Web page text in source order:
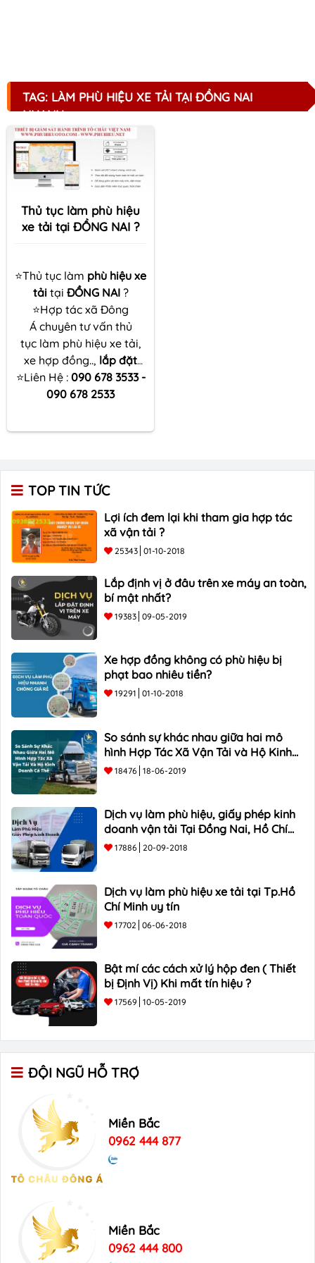
TAG: LÀM PHÙ HIỆU XE TẢI TẠI ĐỒNG NAI
NHANH
Thủ tục làm phù hiệu
xe tải tại ĐỒNG NAI ?
⭐Thủ tục làm phù hiệu xe
tải tại ĐỒNG NAI ?
⭐Hợp tác xã Đông
Á chuyên tư vấn thủ
tục làm phù hiệu xe tải,
xe hợp đồng.., lắp đặt
định vị ô tôtại Đồng Nai
nhanh chóng, thuận tiện,
⭐Liên Hệ :090 678 3533 -
090 678 2533
TOP TIN TỨC
Lợi ích đem lại khi tham gia hợp tác
xã vận tải ?
25343 01-10-2018
Lắp định vị ở đâu trên xe máy an toàn,
bí mật nhất?
19383 09-05-2019
Xe hợp đồng không có phù hiệu bị
phạt bao nhiêu tiền?
19291 01-10-2018
So sánh sự khác nhau giữa hai mô
hình Hợp Tác Xã Vận Tải và Hộ Kinh
Doanh Cá Thể
18476 18-06-2019
Dịch vụ làm phù hiệu, giấy phép kinh
doanh vận tải Tại Đồng Nai, Hồ Chí
Minh
17886 20-09-2018
Dịch vụ làm phù hiệu xe tải tại Tp.Hồ
Chí Minh uy tín
17702 06-06-2018
Bật mí các cách xử lý hộp đen ( Thiết
bị Định Vị) Khi mất tín hiệu ?
17569 10-05-2019
ĐỘI NGŨ HỖ TRỢ
Miền Bắc
0962 444 877
Miền Bắc
0962 444 800